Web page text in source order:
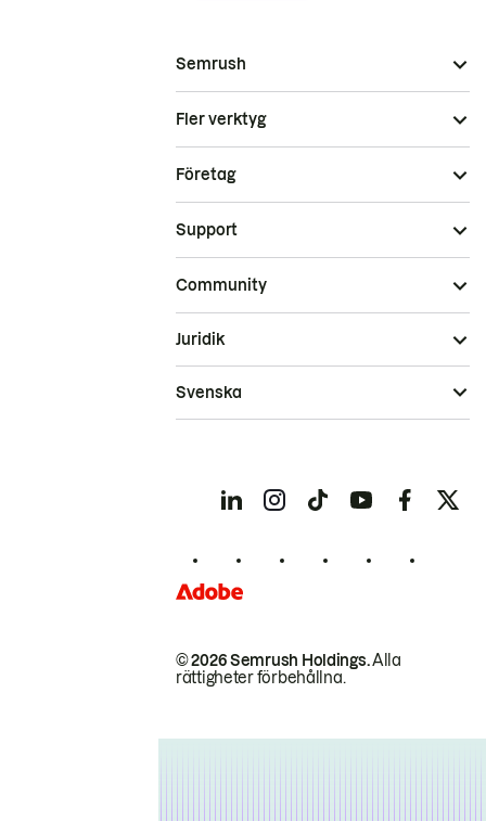
Semrush
Fler verktyg
Företag
Support
Community
© 2026 Semrush Holdings.Alla
rättigheter förbehållna.
Juridik
Svenska